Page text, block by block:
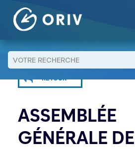
Aller au contenu
Agenda > Assemblée générale de
RETOUR
ASSEMBLÉE
GÉNÉRALE
Panneau de gestion des cookies